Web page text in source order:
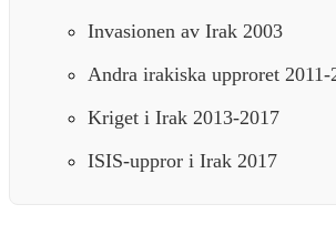
Invasionen av Irak 2003
Andra irakiska upproret 2011-
Kriget i Irak 2013-2017
ISIS-uppror i Irak 2017